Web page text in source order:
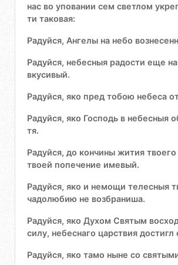
нас во уповании сем светлом
ти таковая:
Радуйся, Ангелы на небо
Радуйся, небесныя радости еще
вкусивый.
Радуйся, яко пред тобою небеса
Радуйся, яко Господь в небесныя
тя.
Радуйся, до кончины жития твоего
твоей попечение имевый.
Радуйся, яко и немощи телесныя
чадолюбию не возбраниша.
Радуйся, яко Духом Святым
силу, небеснаго царствия достигл
Радуйся, яко тамо ныне со